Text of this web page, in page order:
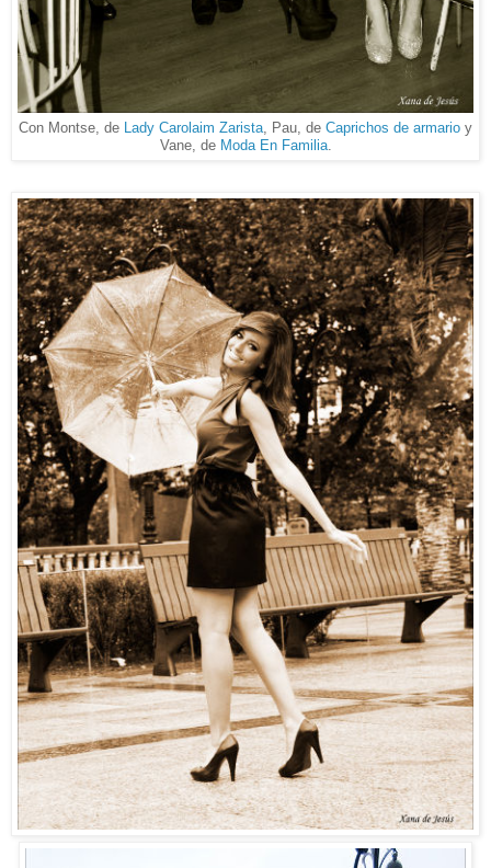
Con Montse, de Lady Carolaim Zarista, Pau, de Caprichos de armario y
Vane, de Moda En Familia.